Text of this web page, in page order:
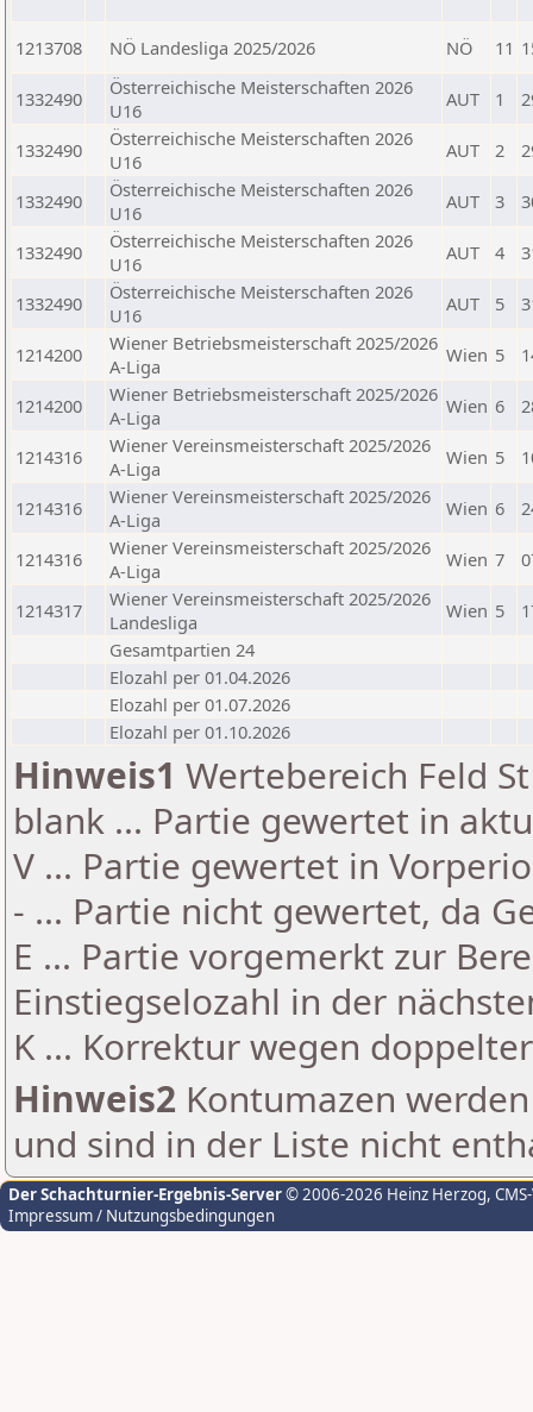
1213708 NÖ Landesliga 2025/2026 NÖ 11
1332490
Österreichische Meisterschaften 2026
U16
AUT 1
1332490
Österreichische Meisterschaften 2026
U16
AUT 2
1332490
Österreichische Meisterschaften 2026
U16
AUT 3
1332490
Österreichische Meisterschaften 2026
U16
AUT 4
1332490
Österreichische Meisterschaften 2026
U16
AUT 5
1214200
Wiener Betriebsmeisterschaft 2025/2026
A-Liga
Wien 5
1214200
Wiener Betriebsmeisterschaft 2025/2026
A-Liga
Wien 6
1214316
Wiener Vereinsmeisterschaft 2025/2026
A-Liga
Wien 5
1214316
Wiener Vereinsmeisterschaft 2025/2026
A-Liga
Wien 6
1214316
Wiener Vereinsmeisterschaft 2025/2026
A-Liga
Wien 7
1214317
Wiener Vereinsmeisterschaft 2025/2026
Landesliga
Wien 5
Gesamtpartien 24
Elozahl per 01.04.2026
Elozahl per 01.07.2026
Elozahl per 01.10.2026
Hinweis1 Wertebereich Feld
blank ... Partie gewertet in
V ... Partie gewertet in
- ... Partie nicht gewertet, da
E ... Partie vorgemerkt zur
Einstiegselozahl in der
K ... Korrektur wegen
Hinweis2 Kontumazen
und sind in der Liste nicht
Der Schachturnier-Ergebnis-Server© 2006-2026 Heinz Herzog,
Impressum / Nutzungsbedingungen